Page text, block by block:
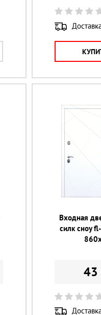
Входная
силк сноу
43